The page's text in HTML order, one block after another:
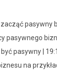
zacząć pasywny
pasywnego
pasywny |
na